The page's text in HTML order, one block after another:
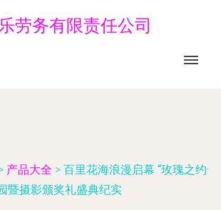
劳务有限责任公司
产品大全 > 百里花海浪漫启幕 “玫瑰之约·
暨摄影颁奖礼盛典纪实